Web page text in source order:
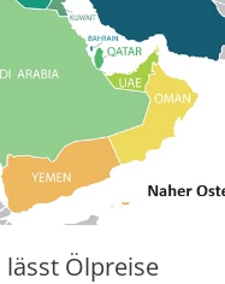
lässt Ölpreise